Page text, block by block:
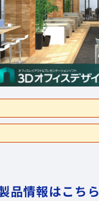
品情報はこちら